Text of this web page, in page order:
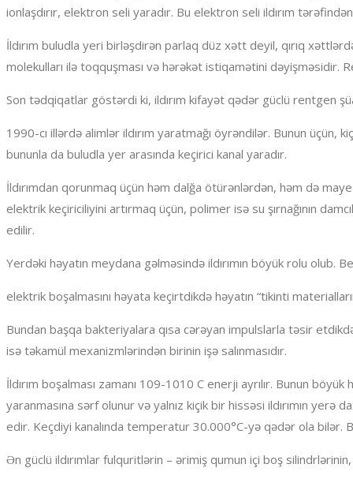
ionlaşdırır, elektron seli yaradır. Bu elektron seli ildırım
İldırım buludla yeri birləşdirən parlaq düz xətt deyil, qırıq
molekulları ilə toqquşması və hərəkət istiqamətini dəyişməsidir.
Son tədqiqatlar göstərdi ki, ildırım kifayət qədər güclü rentgen
1990-cı illərdə alimlər ildırım yaratmağı öyrəndilər. Bunun üçün,
bununla da buludla yer arasında keçirici kanal yaradır.
İldırımdan qorunmaq üçün həm dalğa ötürənlərdən, həm də
elektrik keçiriciliyini artırmaq üçün, polimer isə su şırnağının
edilir.
Yerdəki həyatın meydana gəlməsində ildırımın böyük rolu
elektrik boşalmasını həyata keçirtdikdə həyatın “tikinti
Bundan başqa bakteriyalara qısa cərəyan impulslarla təsir
isə təkamül mexanizmlərindən birinin işə salınmasıdır.
İldırım boşalması zamanı 109-1010 C enerji ayrılır. Bunun böyük
yaranmasına sərf olunur və yalnız kiçik bir hissəsi ildırımın yerə
edir. Keçdiyi kanalında temperatur 30.000°C-yə qədər ola
Ən güclü ildırımlar fulquritlərin – ərimiş qumun içi boş